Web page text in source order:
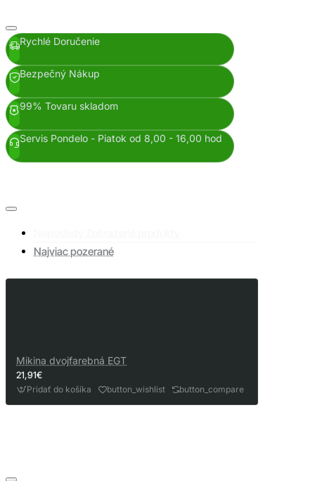
Rychlé Doručenie
Bezpečný Nákup
99% Tovaru skladom
Servis Pondelo - Piatok od 8,00 - 16,00 hod
Najviac pozerané
Mikina dvojfarebná EGT
21,91€
Pridať do košíka button_wishlist button_compare